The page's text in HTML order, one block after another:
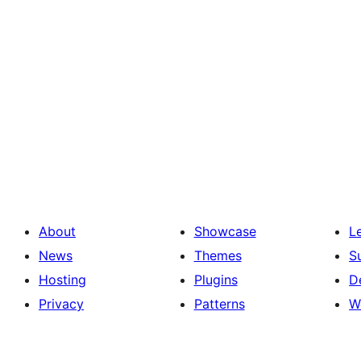
About
News
Hosting
Privacy
Showcase
Themes
Plugins
Patterns